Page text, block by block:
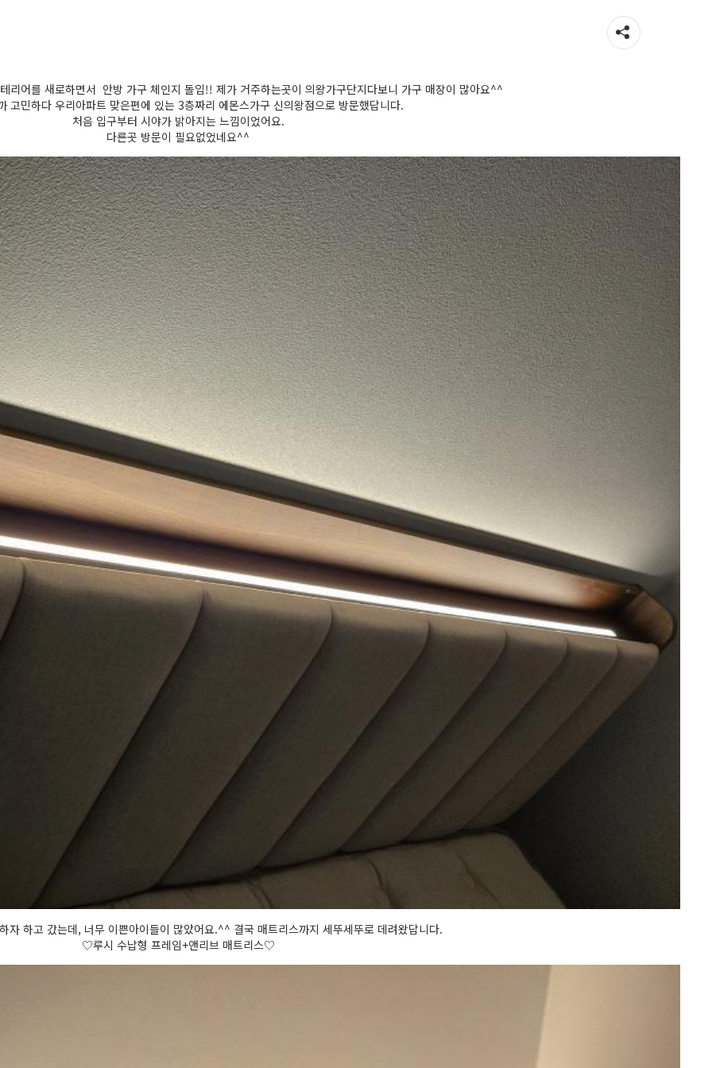
리어를 새로하면서 안방 가구 체인지 돌입!! 제가 거주하는곳이 의왕가구단지다보니 가구 매장이 많아요^^
고민하다 우리아파트 맞은편에 있는 3층짜리 에몬스가구 신의왕점으로 방문했답니다.
처음 입구부터 시야가 밝아지는 느낌이었어요.
다른곳 방문이 필요없었네요^^
자 하고 갔는데, 너무 이쁜아이들이 많았어요.^^ 결국 매트리스까지 세뚜세뚜로 데려왔답니다.
♡루시 수납형 프레임+앤리브 매트리스♡